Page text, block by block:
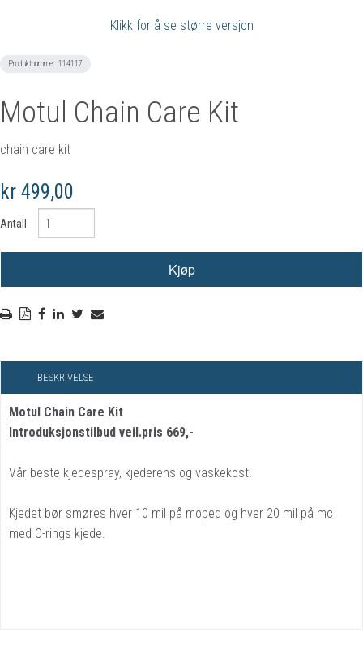
Klikk for å se større versjon
Produktnummer:114117
Motul Chain Care Kit
chain care kit
kr 499,00
Antall
BESKRIVELSE
Motul Chain Care Kit
Introduksjonstilbud veil.pris 669,-
Vår beste kjedespray, kjederens og vaskekost.
Kjedet bør smøres hver 10 mil på moped og hver 20 mil på mc
med O-rings kjede.